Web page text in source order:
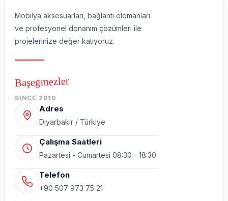
Mobilya aksesuarları, bağlantı elemanları
ve profesyonel donanım çözümleri ile
projelerinize değer katıyoruz.
Başegmezler
SINCE 2010
Adres
Diyarbakır / Türkiye
Çalışma Saatleri
Pazartesi - Cumartesi 08:30 - 18:30
Telefon
+90 507 973 75 21